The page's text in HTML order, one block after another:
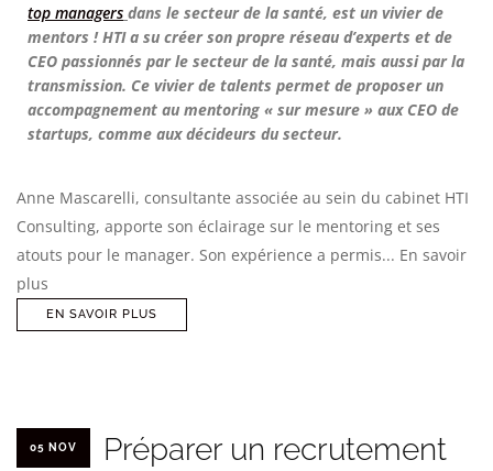
top managers dans le secteur de la santé, est un vivier de
mentors ! HTI a su créer son propre réseau d’experts et de
CEO passionnés par le secteur de la santé, mais aussi par la
transmission. Ce vivier de talents permet de proposer un
accompagnement au mentoring « sur mesure » aux CEO de
startups, comme aux décideurs du secteur.
Anne Mascarelli, consultante associée au sein du cabinet HTI
Consulting, apporte son éclairage sur le mentoring et ses
atouts pour le manager. Son expérience a permis... En savoir
plus
EN SAVOIR PLUS
05 NOV Préparer un recrutement